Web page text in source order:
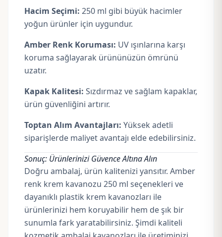
Hacim Seçimi: 250 ml gibi büyük hacimler
yoğun ürünler için uygundur.
Amber Renk Koruması: UV ışınlarına karşı
koruma sağlayarak ürününüzün ömrünü
uzatır.
Kapak Kalitesi: Sızdırmaz ve sağlam kapaklar,
ürün güvenliğini artırır.
Toptan Alım Avantajları: Yüksek adetli
siparişlerde maliyet avantajı elde edebilirsiniz.
Sonuç: Ürünlerinizi Güvence Altına Alın
Doğru ambalaj, ürün kalitenizi yansıtır. Amber
renk krem kavanozu 250 ml seçenekleri ve
dayanıklı plastik krem kavanozları ile
ürünlerinizi hem koruyabilir hem de şık bir
sunumla fark yaratabilirsiniz. Şimdi kaliteli